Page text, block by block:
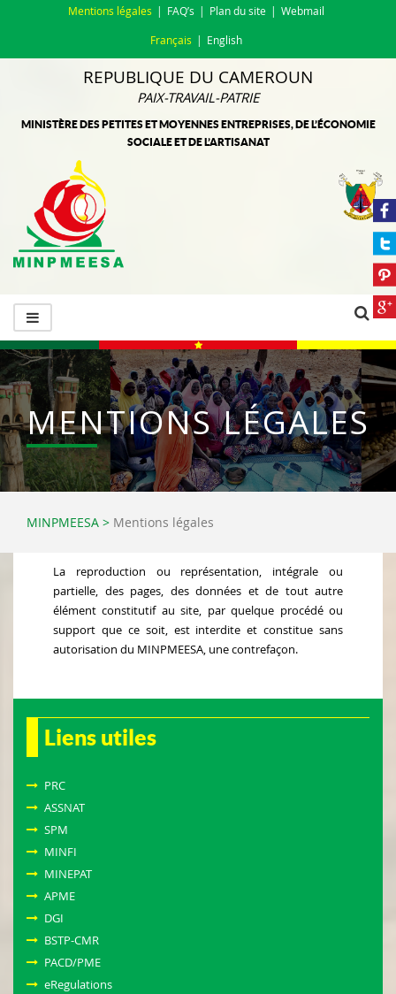
Mentions légales FAQ’s Plan du site Webmail
Français English
REPUBLIQUE DU CAMEROUN
PAIX-TRAVAIL-PATRIE
MINISTÈRE DES PETITES ET MOYENNES ENTREPRISES, DE L’ÉCONOMIE
SOCIALE ET DE L’ARTISANAT
MENTIONS LÉGALES
MINPMEESA > Mentions légales
La reproduction ou représentation, intégrale ou
partielle, des pages, des données et de tout autre
élément constitutif au site, par quelque procédé ou
support que ce soit, est interdite et constitue sans
autorisation du MINPMEESA, une contrefaçon.
Liens utiles
PRC
ASSNAT
SPM
MINFI
MINEPAT
APME
DGI
BSTP-CMR
PACD/PME
eRegulations